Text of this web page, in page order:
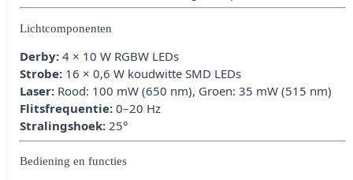
Lichtcomponenten
Derby: 4 × 10 W RGBW LEDs
Strobe: 16 × 0,6 W koudwitte SMD LEDs
Laser: Rood: 100 mW (650 nm), Groen: 35 mW (515 nm)
Flitsfrequentie: 0–20 Hz
Stralingshoek: 25°
Bediening en functies